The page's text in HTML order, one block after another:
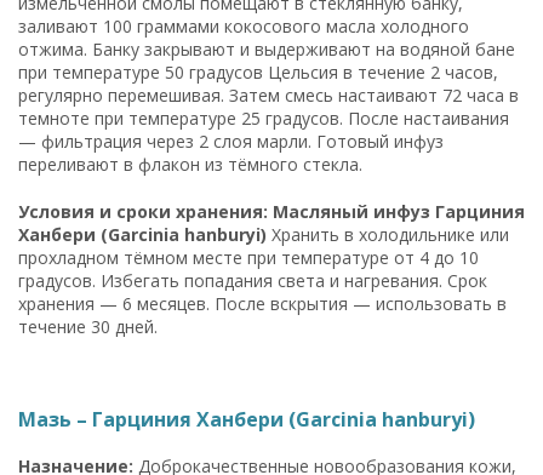
заливают 100 граммами кокосового масла холодного
отжима. Банку закрывают и выдерживают на водяной бане
при температуре 50 градусов Цельсия в течение 2 часов,
регулярно перемешивая. Затем смесь настаивают 72 часа в
темноте при температуре 25 градусов. После настаивания
— фильтрация через 2 слоя марли. Готовый инфуз
переливают в флакон из тёмного стекла.
Условия и сроки хранения: Масляный инфуз Гарциния
Ханбери (Garcinia hanburyi) Хранить в холодильнике или
прохладном тёмном месте при температуре от 4 до 10
градусов. Избегать попадания света и нагревания. Срок
хранения — 6 месяцев. После вскрытия — использовать в
течение 30 дней.
Мазь – Гарциния Ханбери (Garcinia hanburyi)
Назначение: Доброкачественные новообразования кожи,